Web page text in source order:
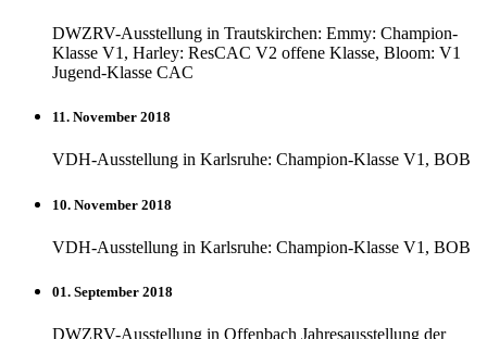
DWZRV-Ausstellung in Trautskirchen: Emmy: Champion-
Klasse V1, Harley: ResCAC V2 offene Klasse, Bloom: V1
Jugend-Klasse CAC
11. November 2018
VDH-Ausstellung in Karlsruhe: Champion-Klasse V1, BOB
10. November 2018
VDH-Ausstellung in Karlsruhe: Champion-Klasse V1, BOB
01. September 2018
DWZRV-Ausstellung in Offenbach Jahresausstellung der